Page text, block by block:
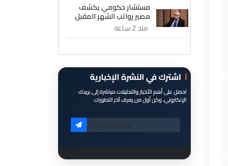
مستشار حكومي يكشف
مصير رواتب الشهر المقبل
منذ 2 ساعة